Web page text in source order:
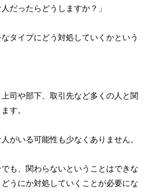
人だったらどうしますか？」
タイプにどう対処していくかという
司や部下、取引先など多くの人と関
す。
がいる可能性も少なくありません。
も、関わらないということはできな
うにか対処していくことが必要にな